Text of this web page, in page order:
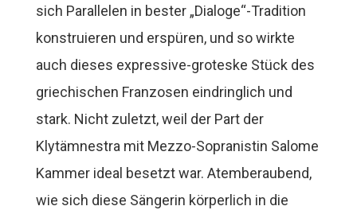
sich Parallelen in bester „Dialoge“-Tradition
konstruieren und erspüren, und so wirkte
auch dieses expressive-groteske Stück des
griechischen Franzosen eindringlich und
stark. Nicht zuletzt, weil der Part der
Klytämnestra mit Mezzo-Sopranistin Salome
Kammer ideal besetzt war. Atemberaubend,
wie sich diese Sängerin körperlich in die